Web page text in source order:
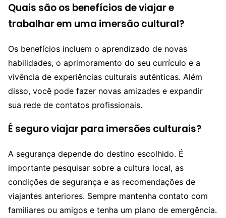
Quais são os benefícios de viajar e
trabalhar em uma imersão cultural?
Os benefícios incluem o aprendizado de novas
habilidades, o aprimoramento do seu currículo e a
vivência de experiências culturais autênticas. Além
disso, você pode fazer novas amizades e expandir
sua rede de contatos profissionais.
É seguro viajar para imersões culturais?
A segurança depende do destino escolhido. É
importante pesquisar sobre a cultura local, as
condições de segurança e as recomendações de
viajantes anteriores. Sempre mantenha contato com
familiares ou amigos e tenha um plano de emergência.